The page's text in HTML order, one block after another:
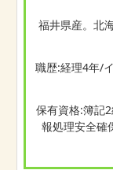
福井県産。北
職歴:経理4年/
保有資格:簿記
報処理安全確